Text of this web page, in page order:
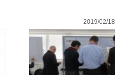
2019/02/18